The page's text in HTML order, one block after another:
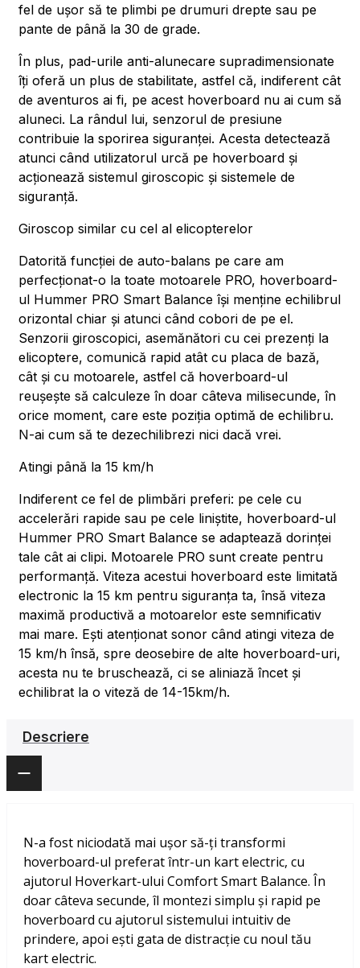
fel de ușor să te plimbi pe drumuri drepte sau pe
pante de până la 30 de grade.
În plus, pad-urile anti-alunecare supradimensionate
îți oferă un plus de stabilitate, astfel că, indiferent cât
de aventuros ai fi, pe acest hoverboard nu ai cum să
aluneci. La rândul lui, senzorul de presiune
contribuie la sporirea siguranței. Acesta detectează
atunci când utilizatorul urcă pe hoverboard și
acționează sistemul giroscopic și sistemele de
siguranță.
Giroscop similar cu cel al elicopterelor
Datorită funcției de auto-balans pe care am
perfecționat-o la toate motoarele PRO, hoverboard-
ul Hummer PRO Smart Balance își menține echilibrul
orizontal chiar și atunci când cobori de pe el.
Senzorii giroscopici, asemănători cu cei prezenți la
elicoptere, comunică rapid atât cu placa de bază,
cât și cu motoarele, astfel că hoverboard-ul
reușește să calculeze în doar câteva milisecunde, în
orice moment, care este poziția optimă de echilibru.
N-ai cum să te dezechilibrezi nici dacă vrei.
Atingi până la 15 km/h
Indiferent ce fel de plimbări preferi: pe cele cu
accelerări rapide sau pe cele liniștite, hoverboard-ul
Hummer PRO Smart Balance se adaptează dorinței
tale cât ai clipi. Motoarele PRO sunt create pentru
performanță. Viteza acestui hoverboard este limitată
electronic la 15 km pentru siguranța ta, însă viteza
maximă productivă a motoarelor este semnificativ
mai mare. Ești atenționat sonor când atingi viteza de
15 km/h însă, spre deosebire de alte hoverboard-uri,
acesta nu te bruschează, ci se aliniază încet și
echilibrat la o viteză de 14-15km/h.
Descriere
N-a fost niciodată mai ușor să-ți transformi
hoverboard-ul preferat într-un kart electric, cu
ajutorul Hoverkart-ului Comfort Smart Balance. În
doar câteva secunde, îl montezi simplu și rapid pe
hoverboard cu ajutorul sistemului intuitiv de
prindere, apoi ești gata de distracție cu noul tău
kart electric.